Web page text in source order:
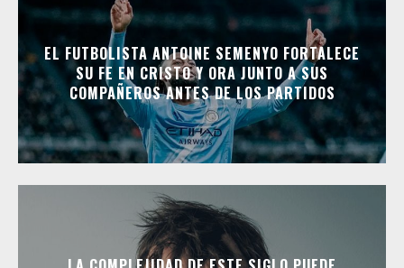
EL FUTBOLISTA ANTOINE SEMENYO FORTALECE
SU FE EN CRISTO Y ORA JUNTO A SUS
COMPAÑEROS ANTES DE LOS PARTIDOS